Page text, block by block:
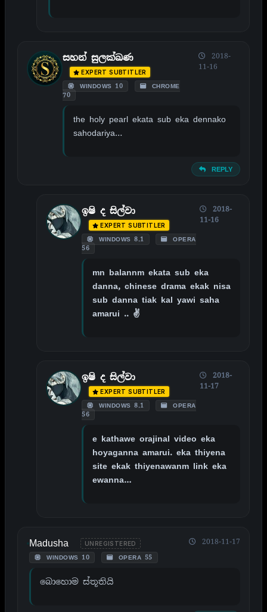
සහන් සුලක්ඛණ
EXPERT SUBTITLER
WINDOWS 10
CHROME
70
2018-
11-16
the holy pearl ekata sub eka dennako
sahodariya…
REPLY
ඉෂි ද සිල්වා
EXPERT SUBTITLER
WINDOWS 8.1
OPERA
56
2018-
11-16
mn balannm ekata sub eka
danna, chinese drama ekak nisa
sub danna tiak kal yawi saha
amarui .. ✌
ඉෂි ද සිල්වා
EXPERT SUBTITLER
WINDOWS 8.1
OPERA
56
2018-
11-17
e kathawe orajinal video eka
hoyaganna amarui. eka thiyena
site ekak thiyenawanm link eka
ewanna…
Madusha UNREGISTERED
WINDOWS 10 OPERA 55
2018-11-17
බොහොම ස්තූතියි